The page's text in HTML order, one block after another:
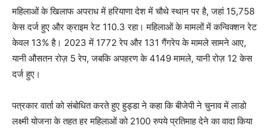
महिलाओं के खिलाफ अपराध में हरियाणा देश में चौथे स्थान पर है, जहां 15,758
केस दर्ज हुए और क्राइम रेट 110.3 रहा। महिलाओं के मामलों में कन्विक्शन रेट
केवल 13% है। 2023 में 1772 रेप और 131 गैंगरेप के मामले सामने आए,
यानी औसतन रोज़ 5 रेप, जबकि अपहरण के 4149 मामले, यानी रोज़ 12 केस
दर्ज हुए।
पत्रकार वार्ता को संबोधित करते हुए हुड्डा ने कहा कि बीजेपी ने चुनाव में लाडो
लक्ष्मी योजना के तहत हर महिलाओं को 2100 रुपये प्रतिमाह देने का वादा किया